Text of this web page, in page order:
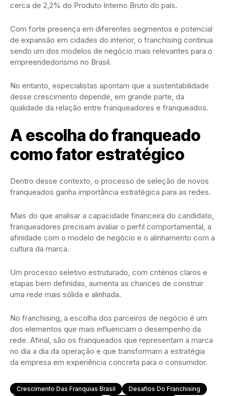
cerca de 2,2% do Produto Interno Bruto do país.
Com forte presença em diferentes segmentos e potencial
de expansão em cidades do interior, o franchising continua
sendo um dos modelos de negócio mais relevantes para o
empreendedorismo no Brasil.
No entanto, especialistas apontam que a sustentabilidade
desse crescimento depende, em grande parte, da
qualidade da relação entre franqueadores e franqueados.
A escolha do franqueado
como fator estratégico
Dentro desse contexto, o processo de seleção de novos
franqueados ganha importância estratégica para as redes.
Mais do que analisar a capacidade financeira do candidato,
franqueadores precisam avaliar o perfil comportamental, a
afinidade com o modelo de negócio e o alinhamento com a
cultura da marca.
Um processo seletivo estruturado, com critérios claros e
etapas bem definidas, aumenta as chances de construir
uma rede mais sólida e alinhada.
No franchising, a escolha dos parceiros de negócio é um
dos elementos que mais influenciam o desempenho da
rede. Afinal, são os franqueados que representam a marca
no dia a dia da operação e que transformam a estratégia
da empresa em experiência concreta para o consumidor.
Crescimento Das Franquias Brasil
Desafios Do Franchising